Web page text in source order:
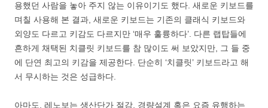
용했던 사람을 놓아 주지 않는 이유이기도 했다. 새로운 키보드를
며칠 사용해 본 결과, 새로운 키보드는 기존의 클래식 키보드와
외양도 다르고 키감도 다르지만 ‘매우 훌륭하다’. 다른 랩탑들에
흔하게 채택된 치클릿 키보드를 참 많이도 써 보았지만, 그 들 중
에 단연 최고의 키감을 제공한다. 단순히 ‘치클릿’ 키보드라고 해
서 무시하는 것은 성급하다.
아마도, 레노보는 생산단가 절감, 경량설계 혹은 요즘 유행하는